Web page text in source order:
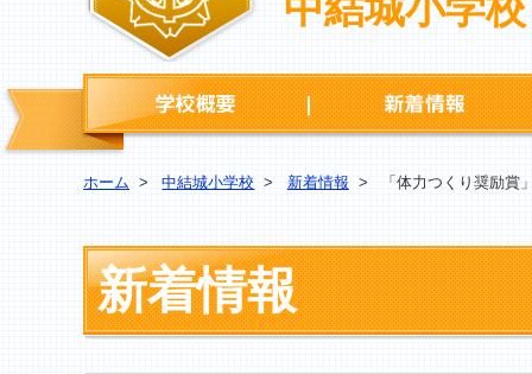
中結城小学校
学校概要
ホーム > 中結城小学校 > 新着情報 > 「体力つくり奨励賞
新着情報